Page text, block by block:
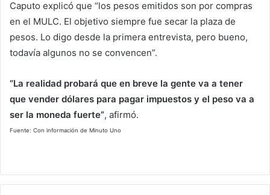
Caputo explicó que “los pesos emitidos son por compras
en el MULC. El objetivo siempre fue secar la plaza de
pesos. Lo digo desde la primera entrevista, pero bueno,
todavía algunos no se convencen”.
“La realidad probará que en breve la gente va a tener
que vender dólares para pagar impuestos y el peso va a
ser la moneda fuerte”, afirmó.
Fuente: Con información de Minuto Uno